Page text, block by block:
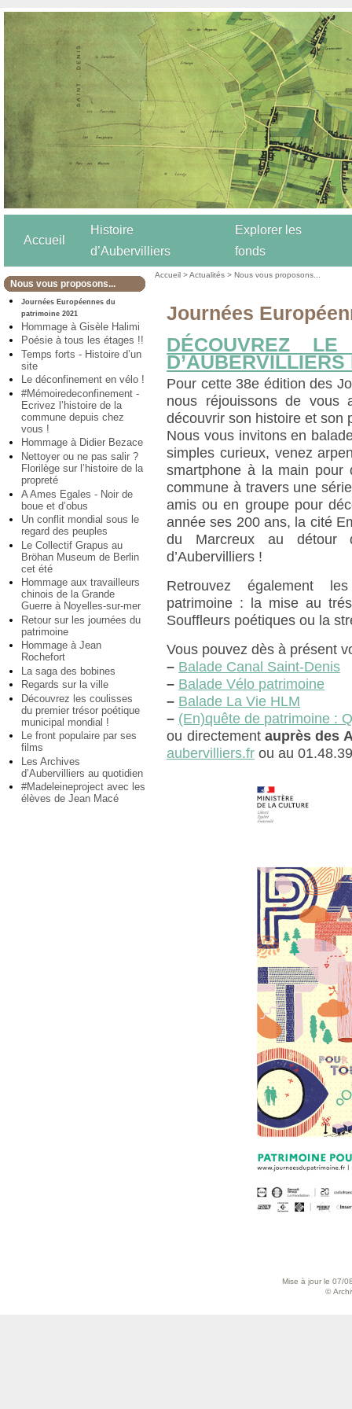
Accueil
Histoire
d’Aubervilliers
Explorer les
fonds
Nous vous proposons...
Journées Européennes du
patrimoine 2021
Hommage à Gisèle Halimi
Poésie à tous les étages !!
Temps forts - Histoire d’un
site
Le déconfinement en vélo !
#Mémoiredeconfinement -
Ecrivez l’histoire de la
commune depuis chez
vous !
Hommage à Didier Bezace
Nettoyer ou ne pas salir ?
Florilège sur l’histoire de la
propreté
A Ames Egales - Noir de
boue et d’obus
Un conflit mondial sous le
regard des peuples
Le Collectif Grapus au
Bröhan Museum de Berlin
cet été
Hommage aux travailleurs
chinois de la Grande
Guerre à Noyelles-sur-mer
Retour sur les journées du
patrimoine
Hommage à Jean
Rochefort
La saga des bobines
Regards sur la ville
Découvrez les coulisses
du premier trésor poétique
municipal mondial !
Le front populaire par ses
films
Les Archives
d’Aubervilliers au quotidien
#Madeleineproject avec les
élèves de Jean Macé
Accueil >Actualités>Nous vous proposons...
Journées
DÉCOUVREZ LE
D’AUBERVILLIERS
Pour cette 38e édition des
nous réjouissons de vous
découvrir son histoire et son
Nous vous invitons en
simples curieux, venez
smartphone à la main pour
commune à travers une
amis ou en groupe pour
année ses 200 ans, la cité
du Marcreux au détour
d’Aubervilliers !
Retrouvez également
patrimoine : la mise au
Souffleurs poétiques ou la
Vous pouvez dès à présent
– Balade Canal Saint-Denis
– Balade Vélo patrimoine
– Balade La Vie HLM
– (En)quête de patrimoine :
ou directement auprès des
aubervilliers.fr ou au
Mise à jour le 07/
©